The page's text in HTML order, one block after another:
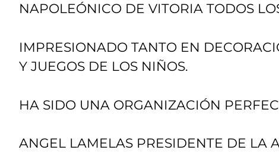
NAPOLEÓNICO DE VITORIA TODOS
IMPRESIONADO TANTO EN
Y JUEGOS DE LOS NIÑOS.
HA SIDO UNA ORGANIZACIÓN
ANGEL LAMELAS PRESIDENTE DE LA